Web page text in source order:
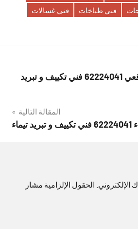
فني طباخات
فني غسالات
رقم فني تكييف الرقعي 62224041 فني تكييف و تبريد
المقالة التالية
الإلكتروني. الحقول الإلزامية مشار